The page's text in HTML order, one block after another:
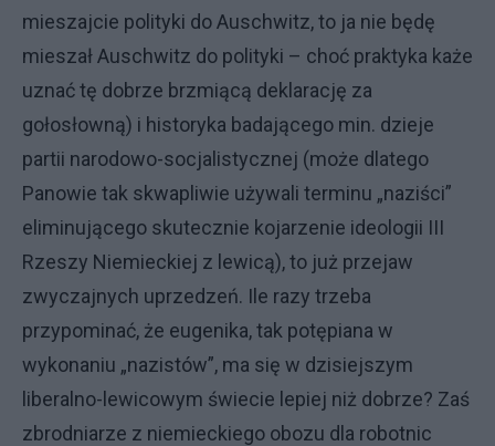
mieszajcie polityki do Auschwitz, to ja nie będę
mieszał Auschwitz do polityki – choć praktyka każe
uznać tę dobrze brzmiącą deklarację za
gołosłowną) i historyka badającego min. dzieje
partii narodowo-socjalistycznej (może dlatego
Panowie tak skwapliwie używali terminu „naziści”
eliminującego skutecznie kojarzenie ideologii III
Rzeszy Niemieckiej z lewicą), to już przejaw
zwyczajnych uprzedzeń. Ile razy trzeba
przypominać, że eugenika, tak potępiana w
wykonaniu „nazistów”, ma się w dzisiejszym
liberalno-lewicowym świecie lepiej niż dobrze? Zaś
zbrodniarze z niemieckiego obozu dla robotnic